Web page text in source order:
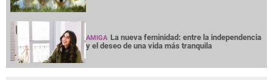
AMIGA La nueva feminidad: entre la independencia
y el deseo de una vida más tranquila